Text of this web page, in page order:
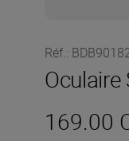
Réf.:
Oculaire
169.00